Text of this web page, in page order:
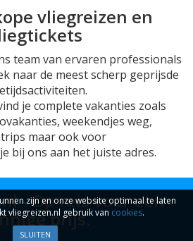
vliegreizen en
team van ervaren professionals
naar de meest scherp geprijsde
je complete vakanties zoals
weekendjes weg,
maar ook voor
bij ons aan het juiste adres.
- Op reis voor een
prijs.
zijn en onze website optimaal te laten
vliegreizen.nl gebruik van cookies.
SLUITEN